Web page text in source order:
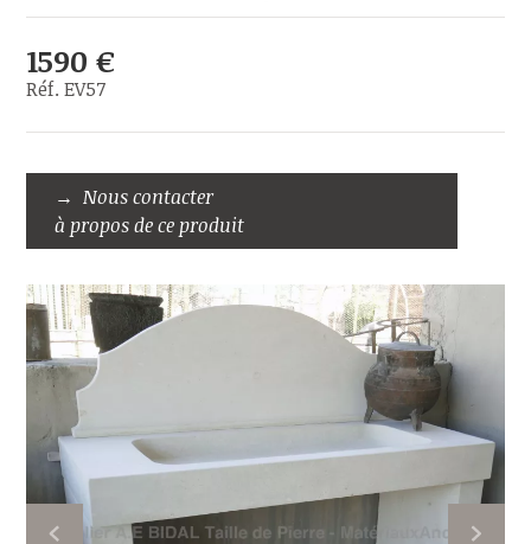
1590 €
Réf. EV57
Nous contacter
à propos de ce produit